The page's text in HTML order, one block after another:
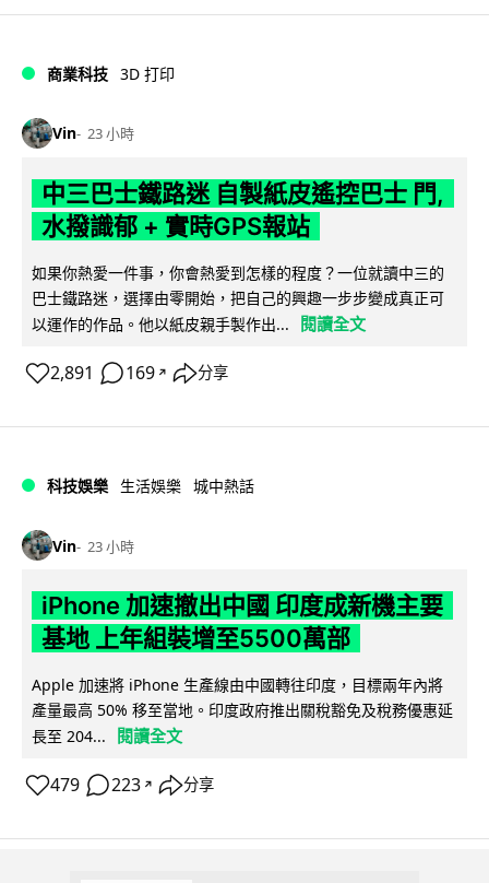
商業科技 3D 打印
Vin 23 小時
中三巴士鐵路迷 自製紙皮遙控巴士 門,
水撥識郁 + 實時GPS報站
如果你熱愛一件事，你會熱愛到怎樣的程度？一位就讀中三的
巴士鐵路迷，選擇由零開始，把自己的興趣一步步變成真正可
以運作的作品。他以紙皮親手製作出...
閱讀全文
2,891 169 ↗ 分享
科技娛樂 生活娛樂 城中熱話
Vin 23 小時
iPhone 加速撤出中國 印度成新機主要
基地 上年組裝增至5500萬部
Apple 加速將 iPhone 生產線由中國轉往印度，目標兩年內將
產量最高 50% 移至當地。印度政府推出關稅豁免及稅務優惠延
長至 204...
閱讀全文
479 223 ↗ 分享